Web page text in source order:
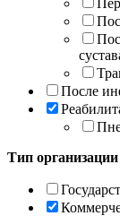
После
Тип организации